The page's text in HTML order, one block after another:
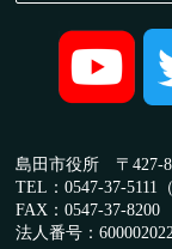
島田市役所 〒427-
TEL：0547-37-5111
FAX：0547-37-8200
法人番号：